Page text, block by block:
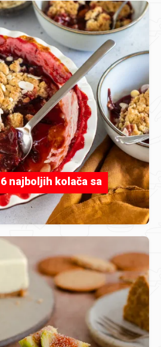
najboljih kolača sa